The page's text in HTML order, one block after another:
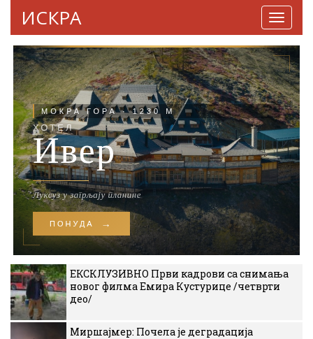
ИСКРА
ЕКСКЛУЗИВНО Први кадрови са снимања
новог филма Емира Кустурице /четврти
део/
Миршајмер: Почела је деградација